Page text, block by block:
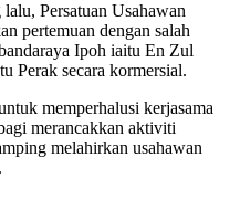
Persatuan Usahawan
pertemuan dengan salah
Ipoh iaitu En Zul
Perak secara kormersial.
memperhalusi kerjasama
merancakkan aktiviti
melahirkan usahawan